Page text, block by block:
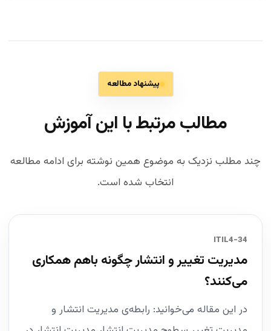
پیشنهاد مطالعه
مطالب مرتبط با این آموزش
چند مطلب نزدیک به موضوع همین نوشته برای ادامه مطالعه
انتخاب شده است.
34-ITIL4
مدیریت تغییر و انتشار چگونه باهم همکاری
می‌کنند؟
در این مقاله می‌خوانید: رابطه‌ی مدیریت انتشار و